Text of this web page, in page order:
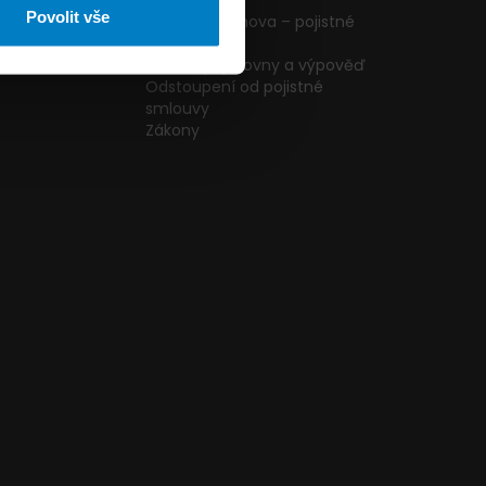
Povolit vše
Pojištění domova – pojistné
podmínky
Změna pojišťovny a výpověď
Odstoupení od pojistné
smlouvy
Zákony